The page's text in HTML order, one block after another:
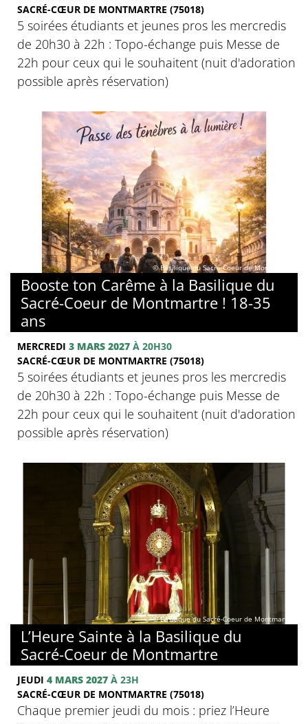
SACRÉ-CŒUR DE MONTMARTRE (75018)
5 soirées étudiants et jeunes pros les mercredis
de 20h30 à 22h : Topo-échange puis Messe de
22h pour ceux qui le souhaitent (nuit d'adoration
possible après réservation)
© Basilique du Sacré-Coeur de Montmartre
Booste ton Carême à la Basilique du
Sacré-Coeur de Montmartre ! 18-35
ans
MERCREDI 3 MARS 2027 À 20H30
SACRÉ-CŒUR DE MONTMARTRE (75018)
5 soirées étudiants et jeunes pros les mercredis
de 20h30 à 22h : Topo-échange puis Messe de
22h pour ceux qui le souhaitent (nuit d'adoration
possible après réservation)
© Basilique du Sacré-Coeur de Montmartre
L’Heure Sainte à la Basilique du
Sacré-Coeur de Montmartre
JEUDI 4 MARS 2027 À 23H
SACRÉ-CŒUR DE MONTMARTRE (75018)
Chaque premier jeudi du mois : priez l’Heure